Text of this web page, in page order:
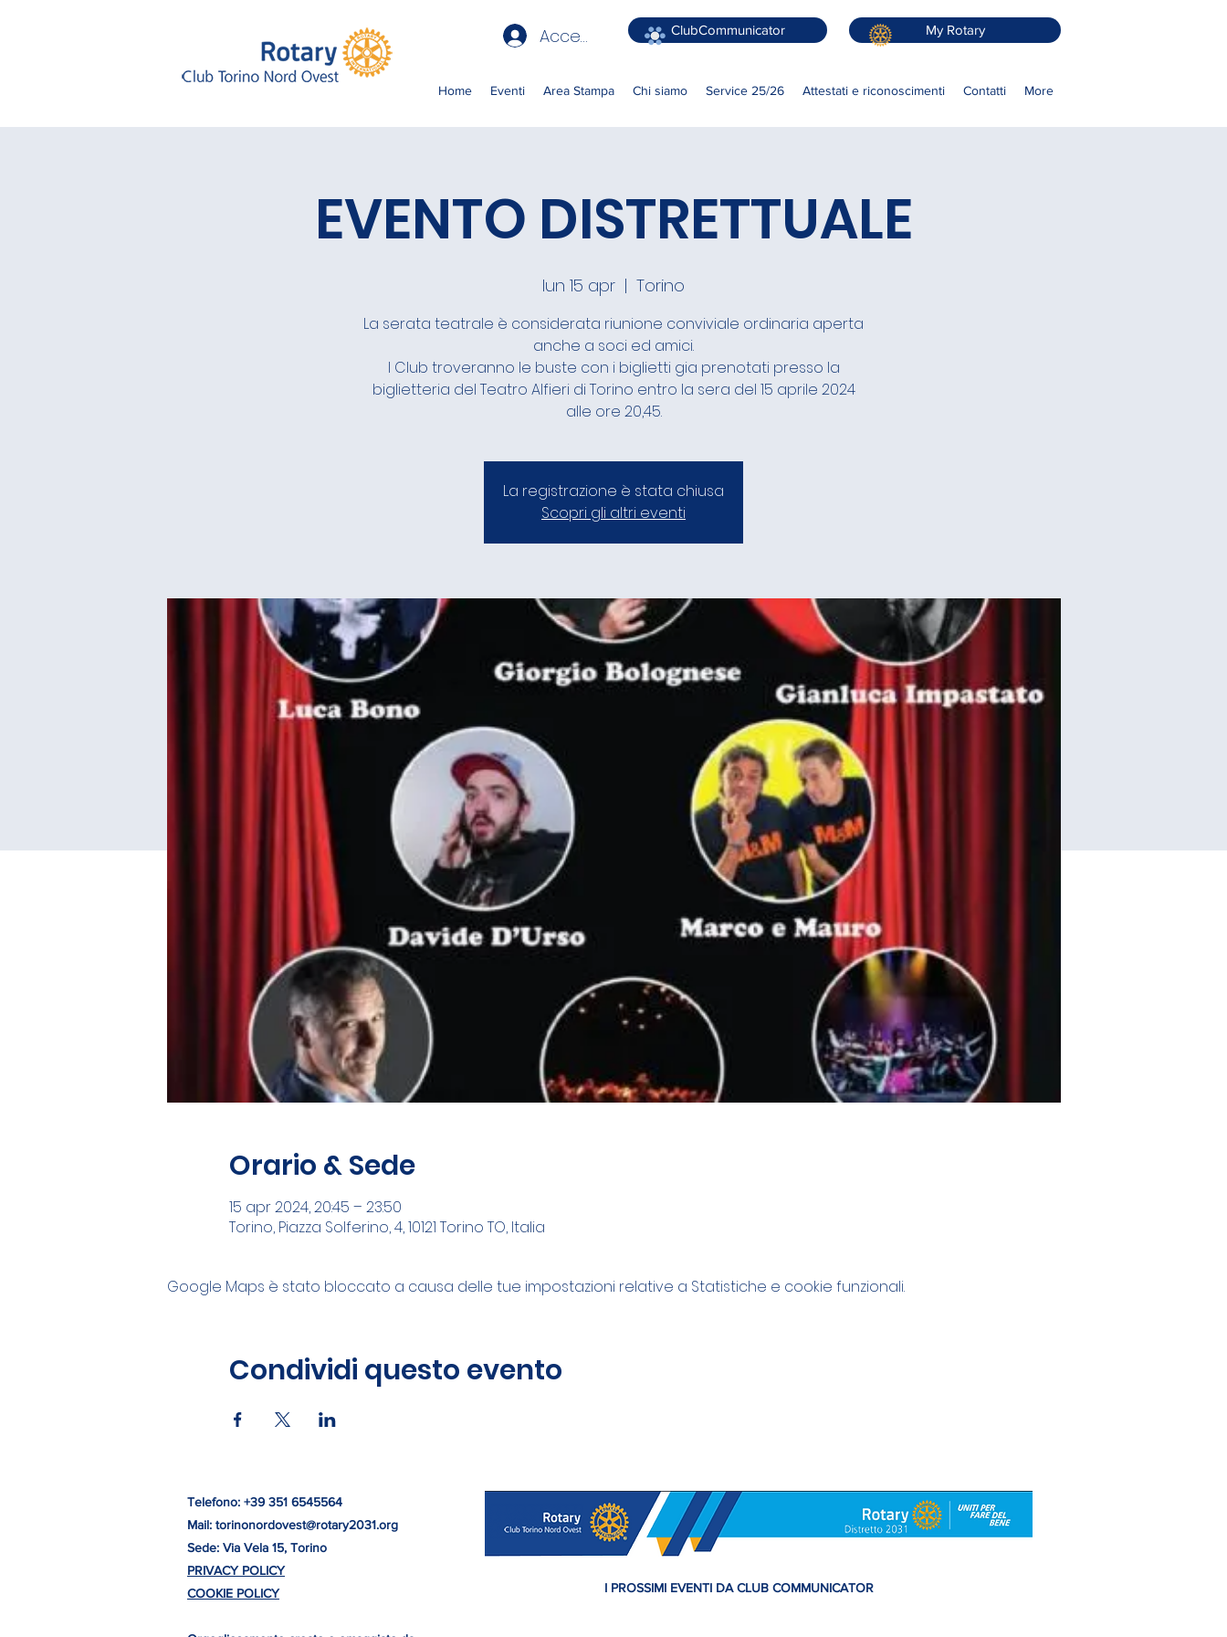
Home Eventi Area Stampa Chi siamo Service 25/26 Attestati e riconoscimenti Contatti More
ClubCommunicator My Rotary
Accedi
EVENTO DISTRETTUALE
lun 15 apr
  |
Torino
La serata teatrale è considerata riunione conviviale ordinaria aperta
anche a soci ed amici.
I Club troveranno le buste con i biglietti gia prenotati presso la
biglietteria del Teatro Alfieri di Torino entro la sera del 15 aprile 2024
alle ore 20,45.
La registrazione è stata chiusa
Scopri gli altri eventi
Orario & Sede
15 apr 2024, 20:45 – 23:50
Torino, Piazza Solferino, 4, 10121 Torino TO, Italia
Google Maps è stato bloccato a causa delle tue impostazioni relative a Statistiche e cookie funzionali.
Condividi questo evento
Telefono: +39 351 6545564
Mail: torinonordovest@rotary2031.org
Sede: Via Vela 15, Torino
PRIVACY POLICY
COOKIE POLICY
I PROSSIMI EVENTI DA CLUB COMMUNICATOR